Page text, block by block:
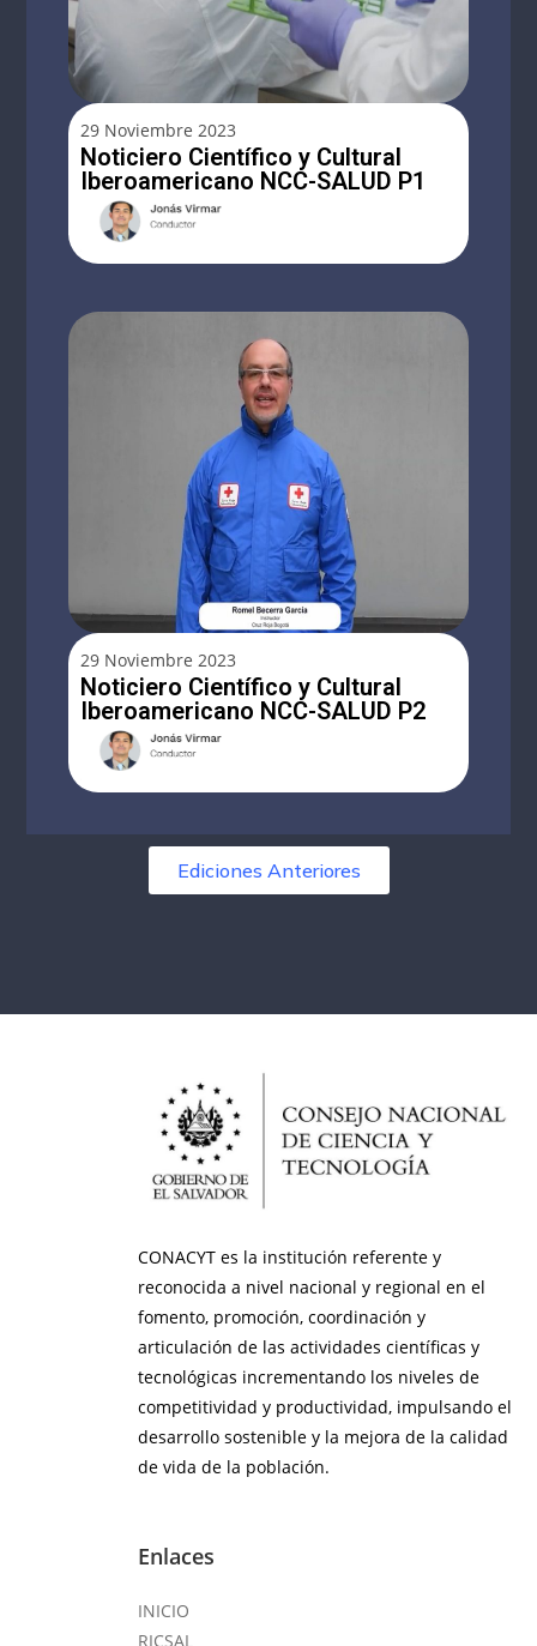
29 Noviembre 2023
Noticiero Científico y Cultural
Iberoamericano NCC-SALUD P1
29 Noviembre 2023
Noticiero Científico y Cultural
Iberoamericano NCC-SALUD P2
Ediciones Anteriores
CONACYT es la institución referente y
reconocida a nivel nacional y regional en el
fomento, promoción, coordinación y
articulación de las actividades científicas y
tecnológicas incrementando los niveles de
competitividad y productividad, impulsando el
desarrollo sostenible y la mejora de la calidad
de vida de la población.
Enlaces
INICIO
RICSAL